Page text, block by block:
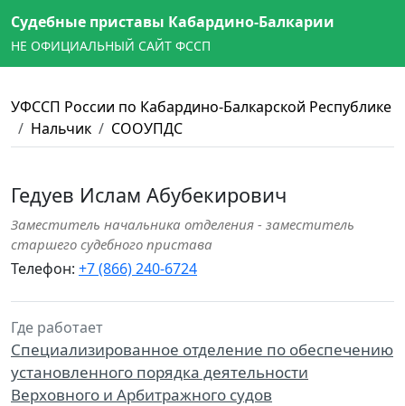
Судебные приставы Кабардино-Балкарии
НЕ ОФИЦИАЛЬНЫЙ САЙТ ФССП
УФССП России по Кабардино-Балкарской Республике
Нальчик
СООУПДС
Гедуев Ислам Абубекирович
Заместитель начальника отделения - заместитель
старшего судебного пристава
Телефон: +7 (866) 240-6724
Где работает
Специализированное отделение по обеспечению
установленного порядка деятельности
Верховного и Арбитражного судов